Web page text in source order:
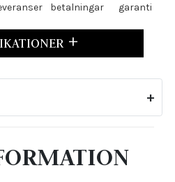
betalningar
garanti
skötsel eller ovarsam
även att gälla om klockan har